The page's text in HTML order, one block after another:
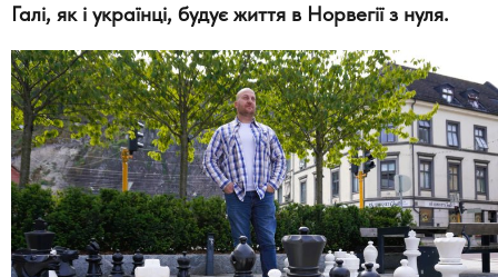
Галі, як і українці, будує життя в Норвегії з нуля.